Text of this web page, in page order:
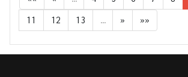
11 12 13 … » »»